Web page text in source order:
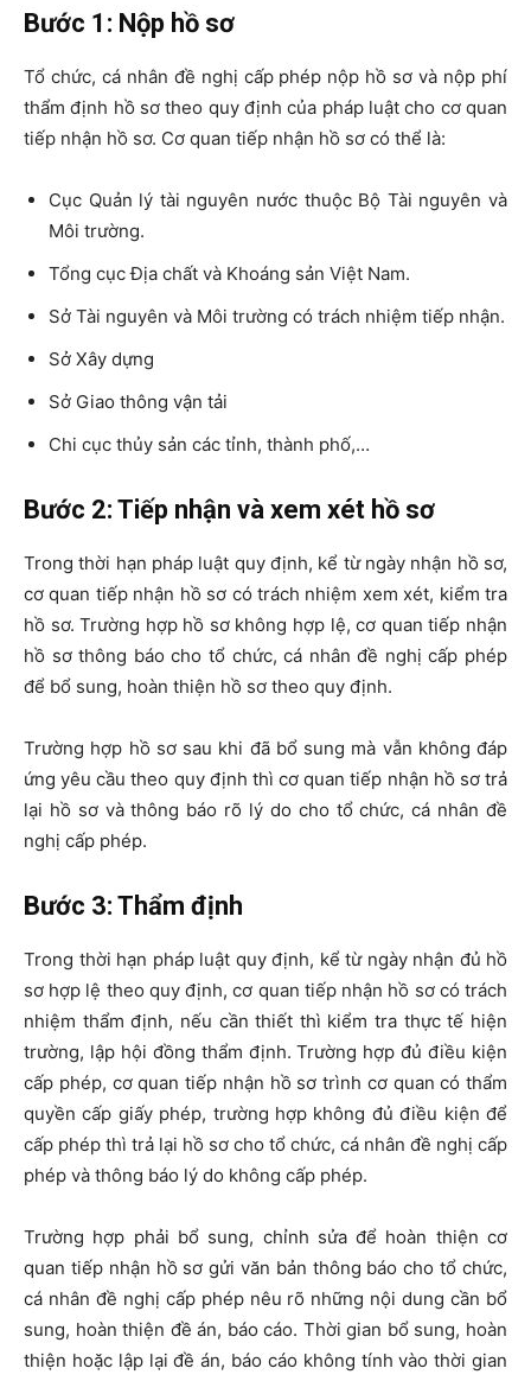
Bước 1: Nộp hồ sơ
Tổ chức, cá nhân đề nghị cấp phép nộp hồ sơ và nộp phí
thẩm định hồ sơ theo quy định của pháp luật cho cơ quan
tiếp nhận hồ sơ. Cơ quan tiếp nhận hồ sơ có thể là:
Cục Quản lý tài nguyên nước thuộc Bộ Tài nguyên và
Môi trường.
Tổng cục Địa chất và Khoáng sản Việt Nam.
Sở Tài nguyên và Môi trường có trách nhiệm tiếp nhận.
Sở Xây dựng
Sở Giao thông vận tải
Chi cục thủy sản các tỉnh, thành phố,…
Bước 2: Tiếp nhận và xem xét hồ sơ
Trong thời hạn pháp luật quy định, kể từ ngày nhận hồ sơ,
cơ quan tiếp nhận hồ sơ có trách nhiệm xem xét, kiểm tra
hồ sơ. Trường hợp hồ sơ không hợp lệ, cơ quan tiếp nhận
hồ sơ thông báo cho tổ chức, cá nhân đề nghị cấp phép
để bổ sung, hoàn thiện hồ sơ theo quy định.
Trường hợp hồ sơ sau khi đã bổ sung mà vẫn không đáp
ứng yêu cầu theo quy định thì cơ quan tiếp nhận hồ sơ trả
lại hồ sơ và thông báo rõ lý do cho tổ chức, cá nhân đề
nghị cấp phép.
Bước 3: Thẩm định
Trong thời hạn pháp luật quy định, kể từ ngày nhận đủ hồ
sơ hợp lệ theo quy định, cơ quan tiếp nhận hồ sơ có trách
nhiệm thẩm định, nếu cần thiết thì kiểm tra thực tế hiện
trường, lập hội đồng thẩm định. Trường hợp đủ điều kiện
cấp phép, cơ quan tiếp nhận hồ sơ trình cơ quan có thẩm
quyền cấp giấy phép, trường hợp không đủ điều kiện để
cấp phép thì trả lại hồ sơ cho tổ chức, cá nhân đề nghị cấp
phép và thông báo lý do không cấp phép.
Trường hợp phải bổ sung, chỉnh sửa để hoàn thiện cơ
quan tiếp nhận hồ sơ gửi văn bản thông báo cho tổ chức,
cá nhân đề nghị cấp phép nêu rõ những nội dung cần bổ
sung, hoàn thiện đề án, báo cáo. Thời gian bổ sung, hoàn
thiện hoặc lập lại đề án, báo cáo không tính vào thời gian